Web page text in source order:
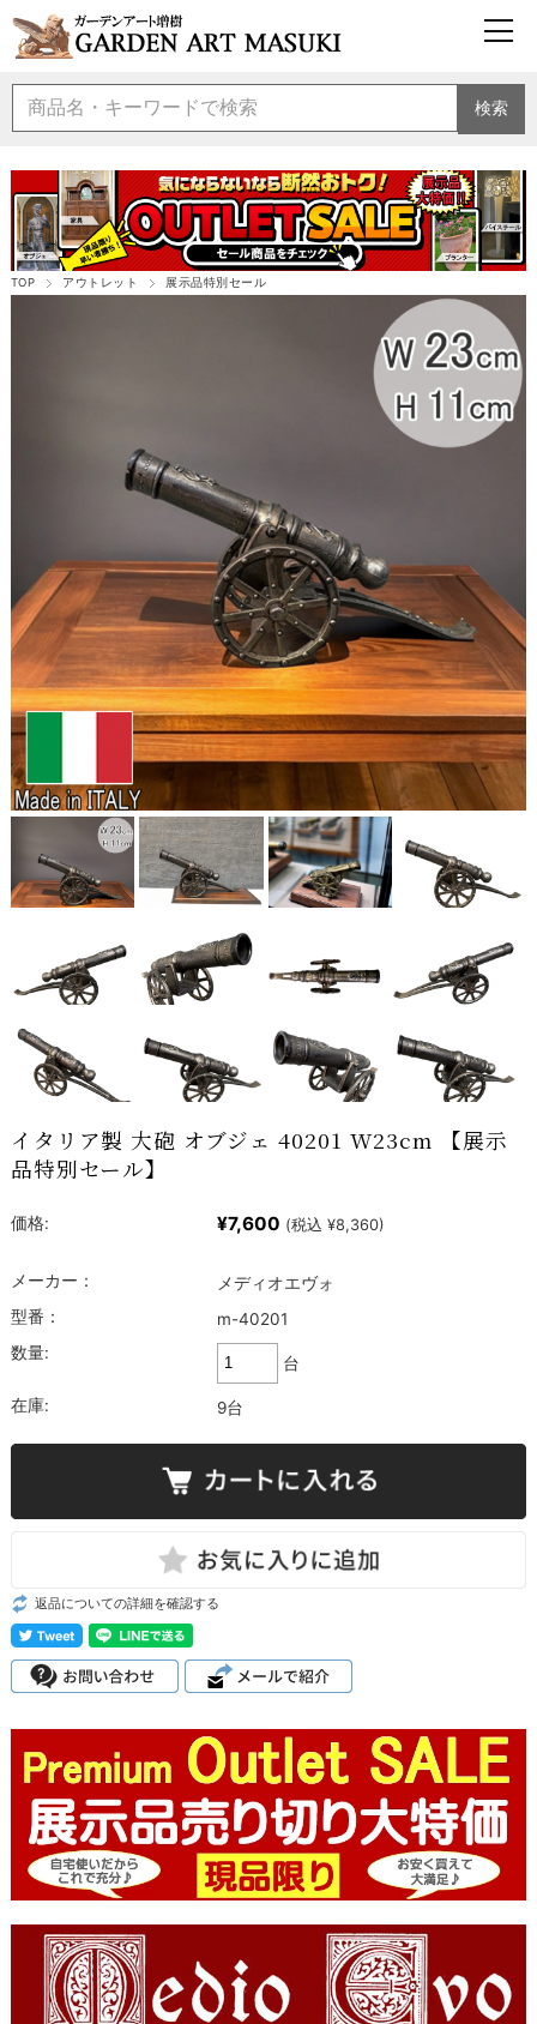
検索
TOP アウトレット 展示品特別セール
イタリア製 大砲 オブジェ 40201 W23cm 【展示
品特別セール】
価格: ¥7,600 (税込 ¥8,360)
メーカー：
メディオエヴォ
型番：
m-40201
数量:
台
在庫: 9台
返品についての詳細を確認する